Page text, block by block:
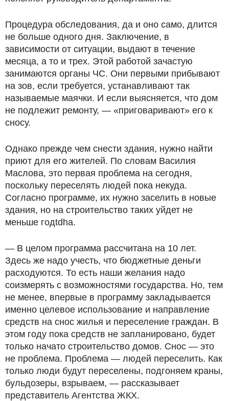
Процедура обследования, да и оно само, длится
не больше одного дня. Заключение, в
зависимости от ситуации, выдают в течение
месяца, а то и трех. Этой работой зачастую
занимаются органы ЧС. Они первыми прибывают
на зов, если требуется, устанавливают так
называемые маячки. И если выясняется, что дом
не подлежит ремонту, — «приговаривают» его к
сносу.
Однако прежде чем снести здания, нужно найти
приют для его жителей. По словам Василия
Маслова, это первая проблема на сегодня,
поскольку переселять людей пока некуда.
Согласно программе, их нужно заселить в новые
здания, но на строительство таких уйдет не
меньше годtdhа.
— В целом программа рассчитана на 10 лет.
Здесь же надо учесть, что бюджетные деньги
расходуются. То есть наши желания надо
соизмерять с возможностями государства. Но, тем
не менее, впервые в программу закладывается
именно целевое использование и направление
средств на снос жилья и переселение граждан. В
этом году пока средств не запланировано, будет
только начато строительство домов. Снос — это
не проблема. Проблема — людей переселить. Как
только люди будут переселены, подгоняем краны,
бульдозеры, взрываем, — рассказывает
представитель Агентства ЖКХ.